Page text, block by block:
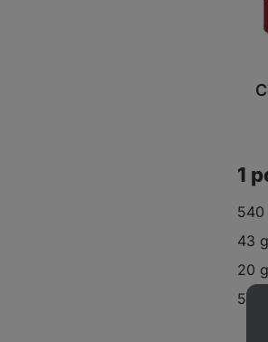
1
540
43
20
50